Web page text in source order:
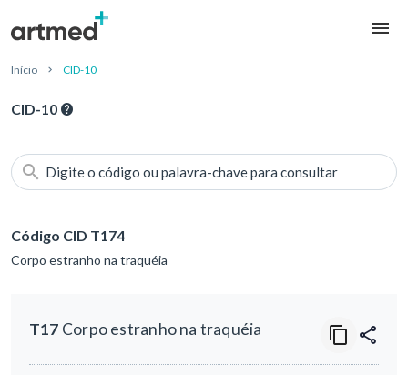
Início CID-10
CID-10
Digite o código ou palavra-chave para consultar
Código CID T174
Corpo estranho na traquéia
T17 Corpo estranho na traquéia